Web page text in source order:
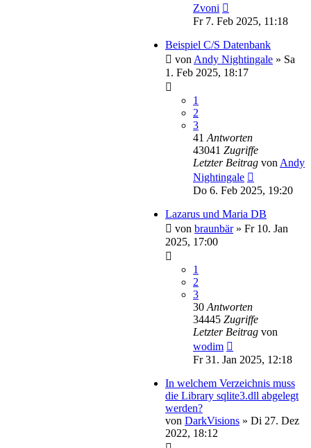
Zvoni
Fr 7. Feb 2025, 11:18
Beispiel C/S Datenbank
von Andy Nightingale » Sa
1. Feb 2025, 18:17
1
2
3
41 Antworten
43041 Zugriffe
Letzter Beitrag von Andy
Nightingale
Do 6. Feb 2025, 19:20
Lazarus und Maria DB
von braunbär» Fr 10. Jan
2025, 17:00
1
2
3
30 Antworten
34445 Zugriffe
Letzter Beitrag von
wodim
Fr 31. Jan 2025, 12:18
In welchem Verzeichnis muss
die Library sqlite3.dll abgelegt
werden?
von DarkVisions » Di 27. Dez
2022, 18:12